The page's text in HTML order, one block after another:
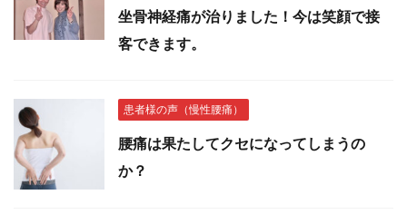
坐骨神経痛が治りました！今は笑顔で接
客できます。
患者様の声（慢性腰痛）
腰痛は果たしてクセになってしまうの
か？